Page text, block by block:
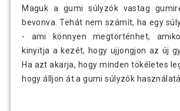
Maguk a gumi súlyzók vastag
bevonva. Tehát nem számít, ha egy
- ami könnyen megtörténhet,
kinyitja a kezét, hogy ujjongjon az új
Ha azt akarja, hogy minden tökéletes
hogy álljon át a gumi súlyzók